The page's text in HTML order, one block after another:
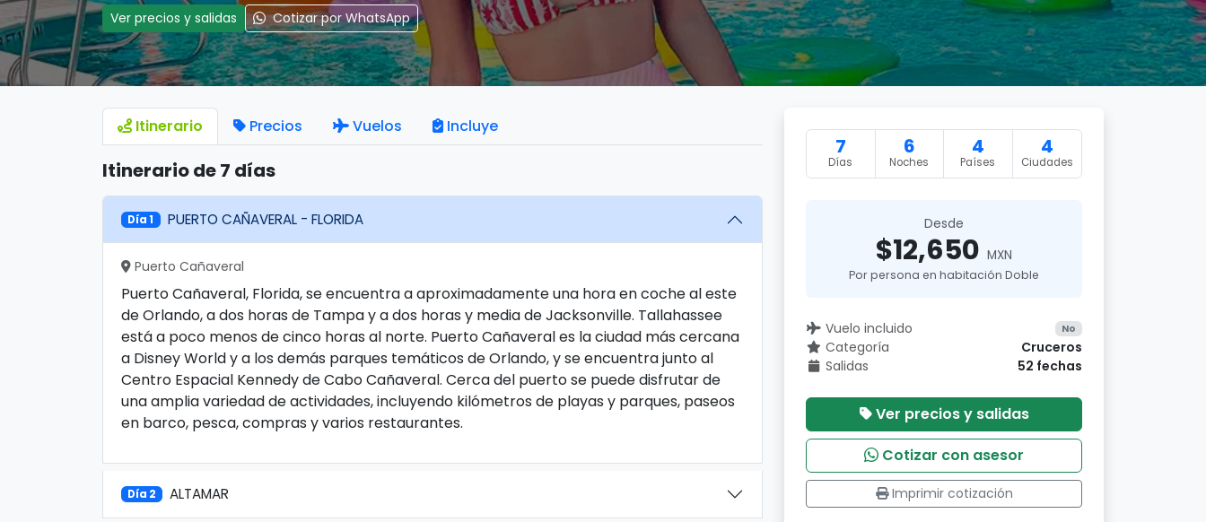
Ver precios y salidas Cotizar por WhatsApp
Itinerario Precios Vuelos Incluye
Itinerario de 7 días
Día 1 PUERTO CAÑAVERAL - FLORIDA
Puerto Cañaveral
Puerto Cañaveral, Florida, se encuentra a aproximadamente una hora en coche al este
de Orlando, a dos horas de Tampa y a dos horas y media de Jacksonville. Tallahassee
está a poco menos de cinco horas al norte. Puerto Cañaveral es la ciudad más cercana
a Disney World y a los demás parques temáticos de Orlando, y se encuentra junto al
Centro Espacial Kennedy de Cabo Cañaveral. Cerca del puerto se puede disfrutar de
una amplia variedad de actividades, incluyendo kilómetros de playas y parques, paseos
en barco, pesca, compras y varios restaurantes.
Día 2 ALTAMAR
7
Días
6
Noches
4
Países
4
Ciudades
Desde
$12,650 MXN
Por persona en habitación Doble
Vuelo incluido No
Categoría
Cruceros
Salidas
52 fechas
Ver precios y salidas
Cotizar con asesor
Imprimir cotización